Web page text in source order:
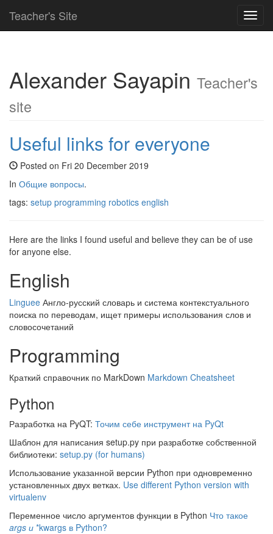
Teacher's Site
Alexander Sayapin Teacher's
site
Useful links for everyone
Posted on Fri 20 December 2019
In Общие вопросы.
tags: setup programming robotics english
Here are the links I found useful and believe they can be of use
for anyone else.
English
Linguee Англо-русский словарь и система контекстуального
поиска по переводам, ищет примеры использования слов и
словосочетаний
Programming
Краткий справочник по MarkDown Markdown Cheatsheet
Python
Разработка на PyQT: Точим себе инструмент на PyQt
Шаблон для написания setup.py при разработке собственной
библиотеки: setup.py (for humans)
Использование указанной версии Python при одновременно
установленных двух ветках. Use different Python version with
virtualenv
Переменное число аргументов функции в Python Что такое
args и *kwargs в Python?